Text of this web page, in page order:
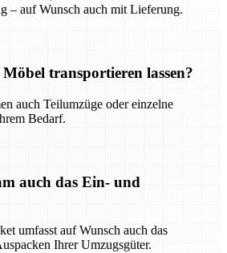
– auf Wunsch auch mit Lieferung.
transportieren lassen?
auch Teilumzüge oder einzelne
Bedarf.
auch das Ein- und
umfasst auf Wunsch auch das
Ihrer Umzugsgüter.